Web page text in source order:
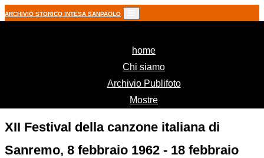
ARCHIVIO STORICO INTESA SANPAOLO
home(current)
Chi siamo
Archivio Publifoto
Mostre
XII Festival della canzone italiana di
Sanremo, 8 febbraio 1962 - 18 febbraio